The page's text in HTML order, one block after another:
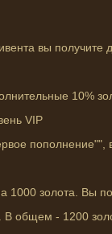
вы получите
10%
VIP
1000 золота. Вы
В общем - 1200